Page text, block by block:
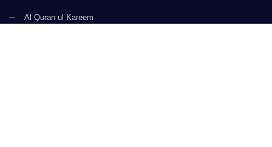
Al Quran ul Kareem